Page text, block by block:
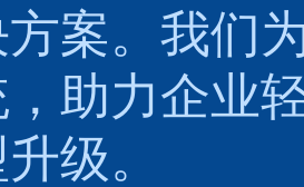
案。我们
助力企业
级。